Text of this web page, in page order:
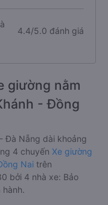
4.4/5.0 đánh giá
giường nằm
- Đồng
Đà Nẵng dài khoảng
4 chuyến Xe giường
Nai trên
bởi 4 nhà xe: Bảo